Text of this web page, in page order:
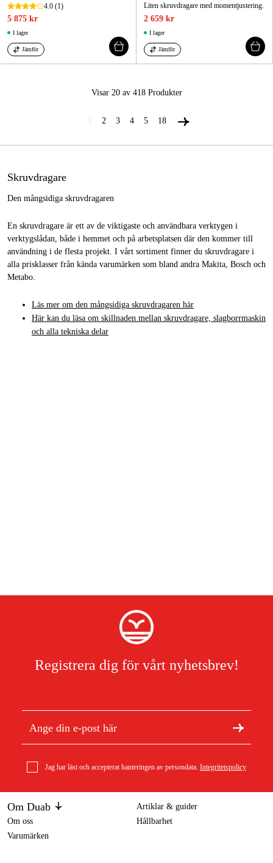
4.0 (1)
5 875 kr
I lager
Jämför
Liten skruvdragare med momentjustering.
2 659 kr
I lager
Jämför
Visar 20 av 418 Produkter
2 3 4 5 18
Skruvdragare
Den mångsidiga skruvdragaren
En skruvdragare är ett av de viktigaste och användbara verktygen i
verktygslådan, både i hemmet och på arbetsplatsen där den kommer till
användning i de flesta projekt. I vårt sortiment finner du skruvdragare i
alla prisklasser från kända varumärken som bland andra Makita, Bosch och
Metabo.
Läs mer om den mångsidiga skruvdragaren här
Här kan du läsa om skillnaden mellan skruvdragare, slagborrmaskin
och alla tekniska delar
Registrera dig för vårt nyhetsbrev!
Jag har läst och accepterat hanteringen av persondata. Integritetspolicy
Om Duab
Om oss
Varumärken
Artiklar & guider
Hållbarhet